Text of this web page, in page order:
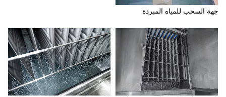
جهة السحب للمياه المبردة